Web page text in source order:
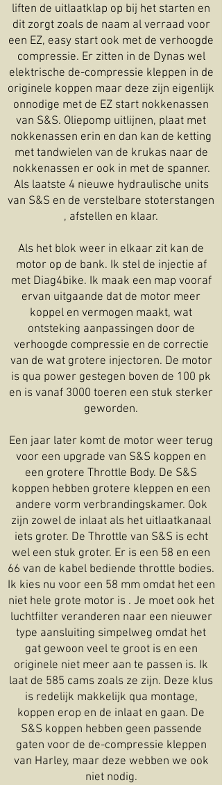
liften de uitlaatklap op bij het starten en
dit zorgt zoals de naam al verraad voor
een EZ, easy start ook met de verhoogde
compressie. Er zitten in de Dynas wel
elektrische de-compressie kleppen in de
originele koppen maar deze zijn eigenlijk
onnodige met de EZ start nokkenassen
van S&S. Oliepomp uitlijnen, plaat met
nokkenassen erin en dan kan de ketting
met tandwielen van de krukas naar de
nokkenassen er ook in met de spanner.
Als laatste 4 nieuwe hydraulische units
van S&S en de verstelbare stoterstangen
, afstellen en klaar.
Als het blok weer in elkaar zit kan de
motor op de bank. Ik stel de injectie af
met Diag4bike. Ik maak een map vooraf
ervan uitgaande dat de motor meer
koppel en vermogen maakt, wat
ontsteking aanpassingen door de
verhoogde compressie en de correctie
van de wat grotere injectoren. De motor
is qua power gestegen boven de 100 pk
en is vanaf 3000 toeren een stuk sterker
geworden.
Een jaar later komt de motor weer terug
voor een upgrade van S&S koppen en
een grotere Throttle Body. De S&S
koppen hebben grotere kleppen en een
andere vorm verbrandingskamer. Ook
zijn zowel de inlaat als het uitlaatkanaal
iets groter. De Throttle van S&S is echt
wel een stuk groter. Er is een 58 en een
66 van de kabel bediende throttle bodies.
Ik kies nu voor een 58 mm omdat het een
niet hele grote motor is . Je moet ook het
luchtfilter veranderen naar een nieuwer
type aansluiting simpelweg omdat het
gat gewoon veel te groot is en een
originele niet meer aan te passen is. Ik
laat de 585 cams zoals ze zijn. Deze klus
is redelijk makkelijk qua montage,
koppen erop en de inlaat en gaan. De
S&S koppen hebben geen passende
gaten voor de de-compressie kleppen
van Harley, maar deze webben we ook
niet nodig.